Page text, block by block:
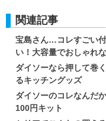
関連記事
宝島さん…コレすごい
い！大容量でおしゃれ
ダイソーなら押して巻
るキッチングッズ
ダイソーのコレなんだ
100円キット